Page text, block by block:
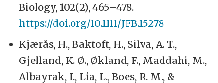
Biology, 102(2), 465–478.
https://doi.org/10.1111/JFB.15278
Kjærås, H., Baktoft, H., Silva, A. T.,
Gjelland, K. Ø., Økland, F., Maddahi, M.,
Albayrak, I., Lia, L., Boes, R. M., &